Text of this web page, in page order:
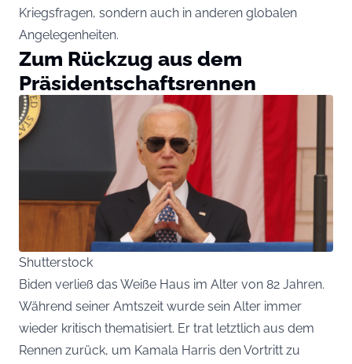
Kriegsfragen, sondern auch in anderen globalen
Angelegenheiten.
Zum Rückzug aus dem
Präsidentschaftsrennen
Shutterstock
Biden verließ das Weiße Haus im Alter von 82 Jahren.
Während seiner Amtszeit wurde sein Alter immer
wieder kritisch thematisiert. Er trat letztlich aus dem
Rennen zurück, um Kamala Harris den Vortritt zu